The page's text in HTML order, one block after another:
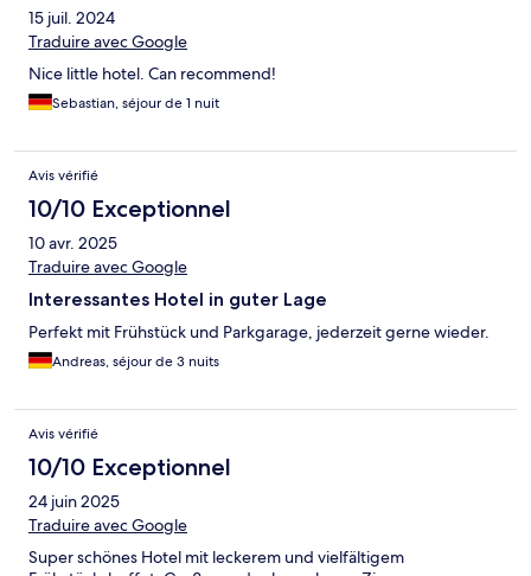
15 juil. 2024
Traduire avec Google
Nice little hotel. Can recommend!
Sebastian, séjour de 1 nuit
Avis vérifié
10/10 Exceptionnel
10 avr. 2025
Traduire avec Google
Interessantes Hotel in guter Lage
Perfekt mit Frühstück und Parkgarage, jederzeit gerne wieder.
Andreas, séjour de 3 nuits
Avis vérifié
10/10 Exceptionnel
24 juin 2025
Traduire avec Google
Super schönes Hotel mit leckerem und vielfältigem